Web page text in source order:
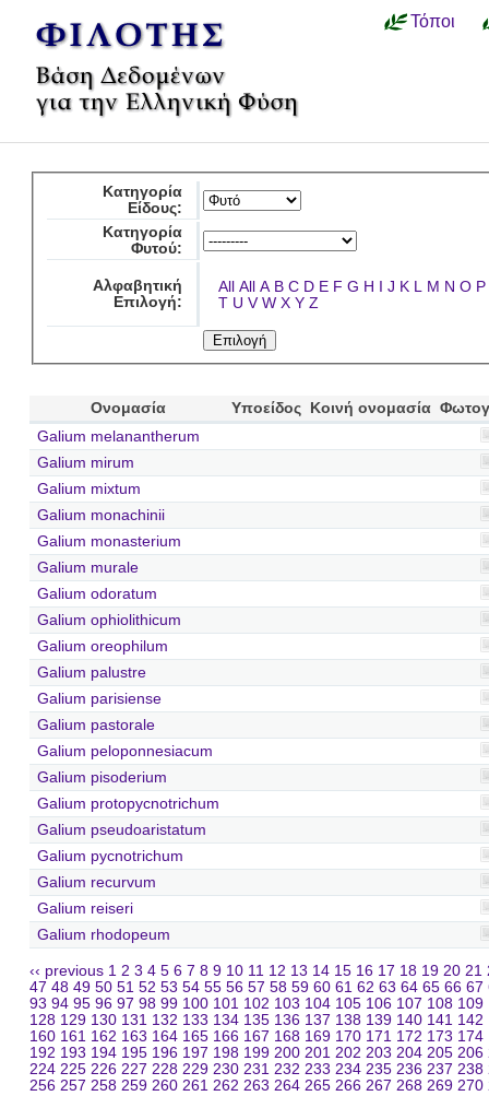
Τόποι
Κατηγορία
Είδους:
Κατηγορία
Φυτού:
Αλφαβητική
Επιλογή:
All All A B C D E F G H I J K L M N O P
T U V W X Y Z
Ονομασία Υποείδος Κοινή ονομασία
Galium melanantherum
Galium mirum
Galium mixtum
Galium monachinii
Galium monasterium
Galium murale
Galium odoratum
Galium ophiolithicum
Galium oreophilum
Galium palustre
Galium parisiense
Galium pastorale
Galium peloponnesiacum
Galium pisoderium
Galium protopycnotrichum
Galium pseudoaristatum
Galium pycnotrichum
Galium recurvum
Galium reiseri
Galium rhodopeum
‹‹ previous 1 2 3 4 5 6 7 8 9 10 11 12 13 14 15 16 17 18 19 20 21
47 48 49 50 51 52 53 54 55 56 57 58 59 60 61 62 63 64 65 66 67
93 94 95 96 97 98 99 100 101 102 103 104 105 106 107 108 109
128 129 130 131 132 133 134 135 136 137 138 139 140 141 142
160 161 162 163 164 165 166 167 168 169 170 171 172 173 174
192 193 194 195 196 197 198 199 200 201 202 203 204 205 206
224 225 226 227 228 229 230 231 232 233 234 235 236 237 238
256 257 258 259 260 261 262 263 264 265 266 267 268 269 270